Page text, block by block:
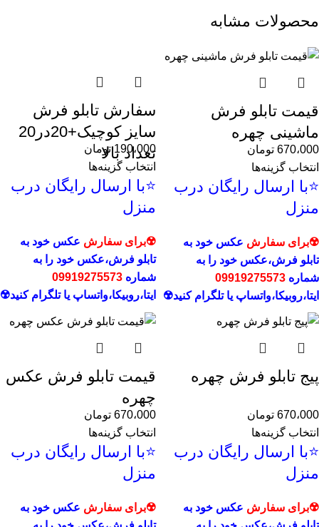
محصولات مشابه
قیمت تابلو فرش
ماشینی چهره
670،000 تومان
انتخاب گزینه‌ها
⭐با ارسال رایگان درب
منزل
☢️برای سفارش عکس خود به
تابلو فرش،عکس خود را به
شماره 09919275573
ایتا،روبیکا،واتساپ یا تلگرام کنید☢️
سفارش تابلو فرش
سایز کوچیک+20در20
تعداد بالا
190،000 تومان
انتخاب گزینه‌ها
⭐با ارسال رایگان درب
منزل
☢️برای سفارش عکس خود به
تابلو فرش،عکس خود را به
شماره 09919275573
ایتا،روبیکا،واتساپ یا تلگرام کنید☢️
پیج تابلو فرش چهره
670،000 تومان
انتخاب گزینه‌ها
⭐با ارسال رایگان درب
منزل
☢️برای سفارش عکس خود به
قیمت تابلو فرش عکس
چهره
670،000 تومان
انتخاب گزینه‌ها
⭐با ارسال رایگان درب
منزل
☢️برای سفارش عکس خود به